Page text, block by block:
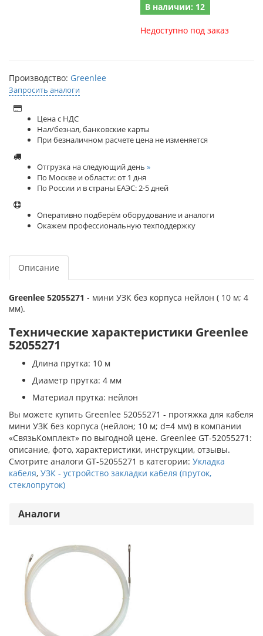
В наличии: 12
Недоступно под заказ
Производство: Greenlee
Запросить аналоги
Цена с НДС
Нал/безнал, банковские карты
При безналичном расчете цена не изменяется
Отгрузка на следующий день »
По Москве и области: от 1 дня
По России и в страны ЕАЭС: 2-5 дней
Оперативно подберём оборудование и аналоги
Окажем профессиональную техподдержку
Описание
Greenlee 52055271 - мини УЗК без корпуса нейлон ( 10 м; 4
мм).
Технические характеристики Greenlee
52055271
Длина прутка: 10 м
Диаметр прутка: 4 мм
Материал прутка: нейлон
Вы можете купить Greenlee 52055271 - протяжка для кабеля
мини УЗК без корпуса (нейлон; 10 м; d=4 мм) в компании
«СвязьКомплект» по выгодной цене. Greenlee GT-52055271:
описание, фото, характеристики, инструкции, отзывы.
Смотрите аналоги GT-52055271 в категории: Укладка
кабеля, УЗК - устройство закладки кабеля (пруток,
стеклопруток)
Аналоги